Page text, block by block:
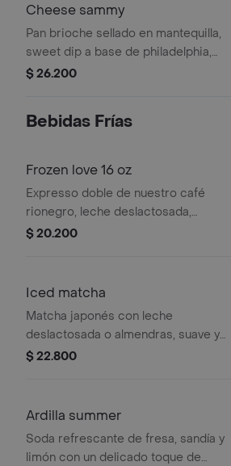
Cheese sammy
Pan brioche sellado en mantequilla,
sweet dip a base de philadelphia,
jamón de cerdo ahumado y una
y holandés, coronado con parmesano.
$ 26.200
Bebidas Frías
Frozen love 16 oz
Expresso doble de nuestro café
rionegro, leche deslactosada,
chocolisto y panela.
$ 20.200
Iced matcha
Matcha japonés con leche
deslactosada o almendras, suave y
con ese boost de energía que te
$ 22.800
Ardilla summer
Soda refrescante de fresa, sandía y
limón con un delicado toque de